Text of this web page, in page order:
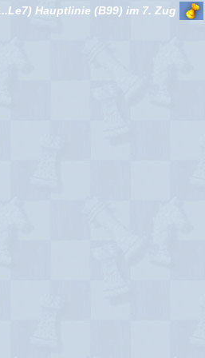
Hauptlinie (B99) im 7. Zug